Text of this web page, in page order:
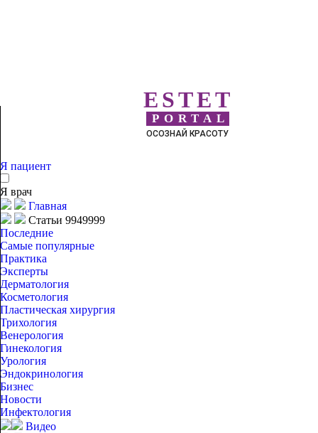
ESTET
PORTAL
ОСОЗНАЙ КРАСОТУ
Я пациент
Я врач
Главная
Статьи 9949999
Последние
Самые популярные
Практика
Эксперты
Дерматология
Косметология
Пластическая хирургия
Трихология
Венерология
Гинекология
Урология
Эндокринология
Бизнес
Новости
Инфектология
Видео